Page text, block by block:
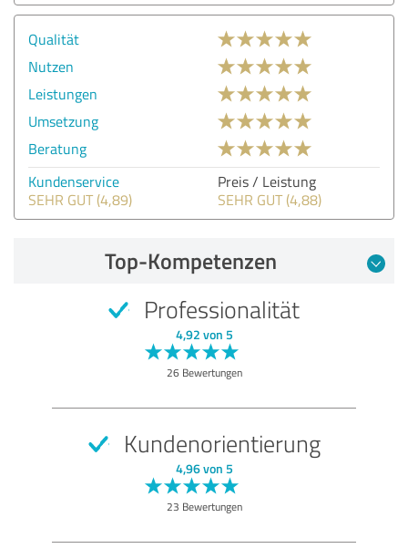
Qualität
Nutzen
Leistungen
Umsetzung
Beratung
Kundenservice
SEHR GUT (4,89)
Preis / Leistung
SEHR GUT (4,88)
Top-Kompetenzen
Professionalität
4,92 von 5
26 Bewertungen
Kundenorientierung
4,96 von 5
23 Bewertungen